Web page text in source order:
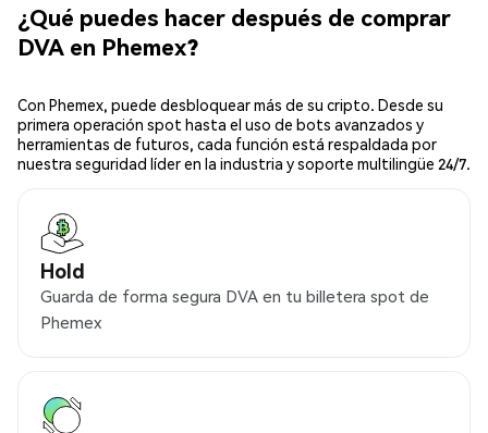
¿Qué puedes hacer después de comprar
DVA en Phemex?
Con Phemex, puede desbloquear más de su cripto. Desde su
primera operación spot hasta el uso de bots avanzados y
herramientas de futuros, cada función está respaldada por
nuestra seguridad líder en la industria y soporte multilingüe 24/7.
Hold
Guarda de forma segura DVA en tu billetera spot de
Phemex